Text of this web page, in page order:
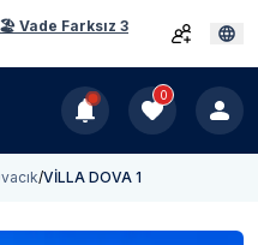
Vade Farksız 3
0
/VİLLA DOVA 1